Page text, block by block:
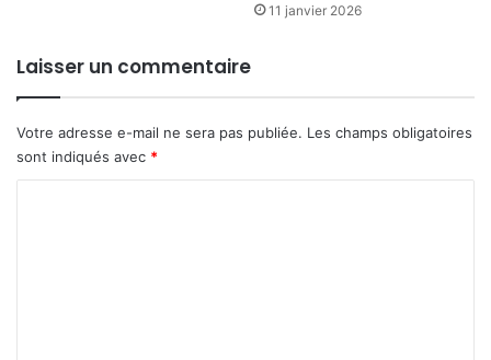
11 janvier 2026
Laisser un commentaire
Votre adresse e-mail ne sera pas publiée. Les champs obligatoires
sont indiqués avec *